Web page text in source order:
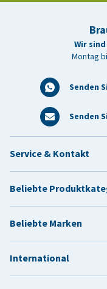
Wir
Montag
Senden
Senden
Service & Kontakt
Beliebte
Beliebte Marken
International